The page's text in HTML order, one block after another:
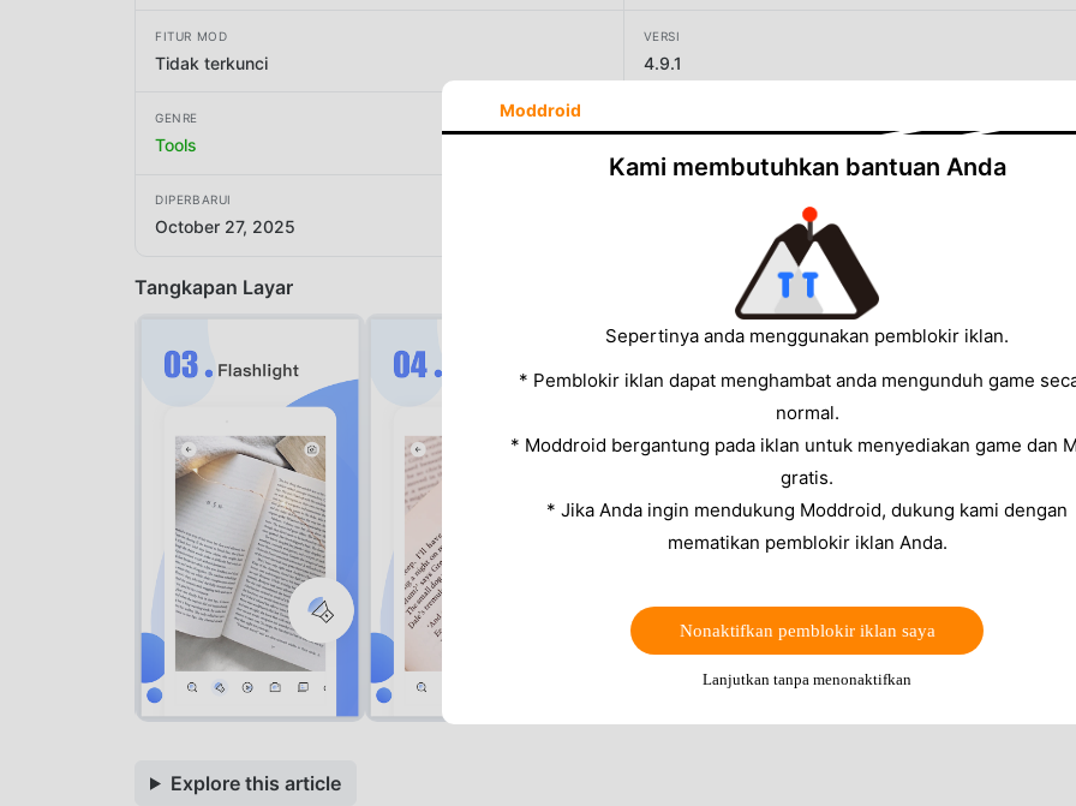
FITUR MOD
Tidak terkunci
VERSI
4.9.1
GENRE
Tools
DIPERBARUI
October 27, 2025
Tangkapan Layar
Explore this article
Moddroid
Kami membutuhkan bantuan Anda
Sepertinya anda menggunakan pemblokir iklan.
* Pemblokir iklan dapat menghambat anda mengunduh game
normal.
* Moddroid bergantung pada iklan untuk menyediakan game dan
gratis.
* Jika Anda ingin mendukung Moddroid, dukung kami dengan
mematikan pemblokir iklan Anda.
Nonaktifkan pemblokir iklan saya
Lanjutkan tanpa menonaktifkan